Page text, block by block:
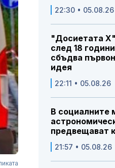
22:30 • 05.08.26
"Досиетата
след 18
сбъдва
идея
22:11 • 05.08.26
В социалните
предвещават
21:57 • 05.08.26